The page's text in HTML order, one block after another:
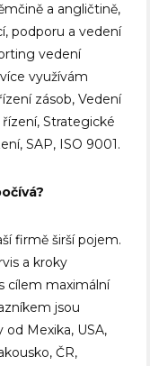
a angličtině,
podporu a vedení
vedení
využívám
zásob, Vedení
Strategické
SAP, ISO 9001.
firmě širší pojem.
a kroky
cílem maximální
jsou
Mexika, USA,
ČR,